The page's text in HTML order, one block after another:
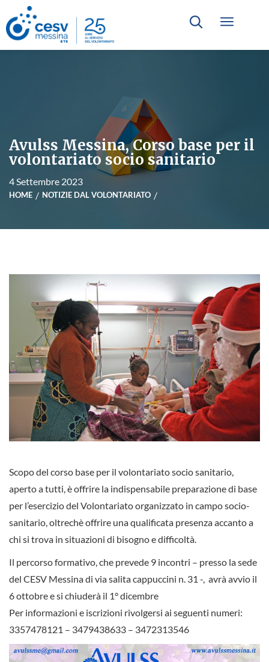
Avulss Messina, Corso base per il
volontariato socio sanitario
4 Settembre 2023
HOME NOTIZIE DAL VOLONTARIATO
Scopo del corso base per il volontariato socio sanitario,
aperto a tutti, è offrire la indispensabile preparazione di base
per l’esercizio del Volontariato organizzato in campo socio-
sanitario, oltrechè offrire una qualificata presenza accanto a
chi si trova in situazioni di bisogno e difficoltà.
Il percorso formativo, che prevede 9 incontri – presso la sede
del CESV Messina di via salita cappuccini n. 31 -, avrà avvio il
6 ottobre e si chiuderà il 1° dicembre
Per informazioni e iscrizioni rivolgersi ai seguenti numeri:
3357478121 – 3479438633 – 3472313546